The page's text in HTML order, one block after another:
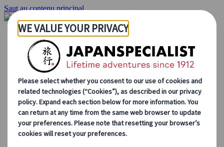
Saut au contenu principal
Accueil
Voyages
Circuits individuels
Circuits en groupe
Circuits autotours
Excursions
Voyages de groupe sur mesure
Japan Rail Pass
Découvrez notre travail
Qui sommes-nous ?
Notre équipe
Rejoignez notre équipe